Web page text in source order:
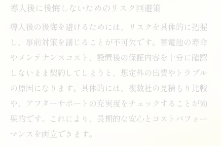
導入後に後悔しないためのリスク回避策
導入後の後悔を避けるためには、リスクを具体的に把握
し、事前対策を講じることが不可欠です。蓄電池の寿命
やメンテナンスコスト、設置後の保証内容を十分に確認
しないまま契約してしまうと、想定外の出費やトラブル
の原因になります。具体的には、複数社の見積もり比較
や、アフターサポートの充実度をチェックすることが効
果的です。これにより、長期的な安心とコストパフォー
マンスを両立できます。